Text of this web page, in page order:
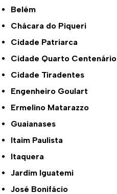
Belém
Chácara do Piqueri
Cidade Patriarca
Cidade Quarto Centenário
Cidade Tiradentes
Engenheiro Goulart
Ermelino Matarazzo
Guaianases
Itaim Paulista
Itaquera
Jardim Iguatemi
José Bonifácio